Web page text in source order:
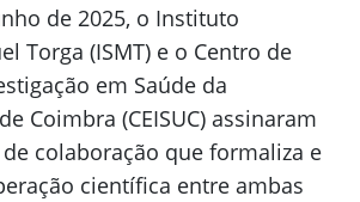
de 2025, o Instituto
Torga (ISMT) e o Centro de
em Saúde da
Coimbra (CEISUC) assinaram
colaboração que formaliza e
científica entre ambas